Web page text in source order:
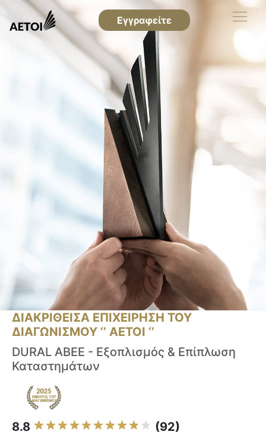
Εγγραφείτε
ΔΙΑΚΡΙΘΕΙΣΑ ΕΠΙΧΕΙΡΗΣΗ ΤΟΥ
ΔΙΑΓΩΝΙΣΜΟΥ ‘’ ΑΕΤΟΙ ‘’
DURAL ΑΒΕΕ - Εξοπλισμός & Επίπλωση
Καταστημάτων
8.8 (92)